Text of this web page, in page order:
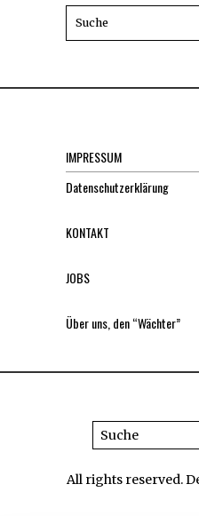
IMPRESSUM
Datenschutzerklärung
KONTAKT
JOBS
Über uns, den “Wächter”
All rights reserved.